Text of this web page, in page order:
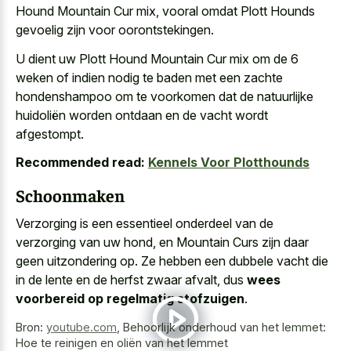
Hound Mountain Cur mix, vooral omdat Plott Hounds
gevoelig zijn voor oorontstekingen.
U dient uw Plott Hound Mountain Cur mix om de 6
weken of indien nodig te baden met een zachte
hondenshampoo om te voorkomen dat de natuurlijke
huidoliën worden ontdaan en de vacht wordt
afgestompt.
Recommended read: Kennels Voor Plotthounds
Schoonmaken
Verzorging is een essentieel onderdeel van de
verzorging van uw hond, en Mountain Curs zijn daar
geen uitzondering op. Ze hebben een dubbele vacht die
in de lente en de herfst zwaar afvalt, dus wees
voorbereid op regelmatig stofzuigen.
Bron: youtube.com Behoorlijk onderhoud van het lemmet:
Hoe te reinigen en oliën van het lemmet